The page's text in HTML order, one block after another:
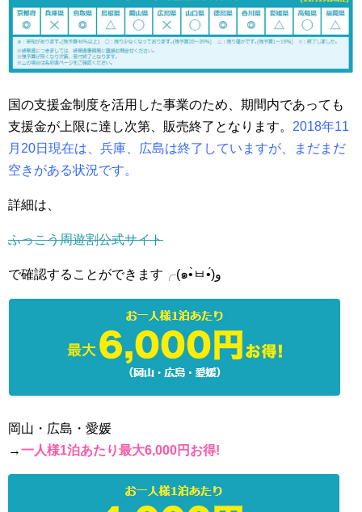
国の支援金制度を活用した事業のため、期間内であっても
支援金が上限に達し次第、販売終了となります。 2018年11
月20日現在は、兵庫、広島は終了していますが、まだまだ
空きがある状況です。
詳細は、
ふっこう周遊割公式サイト
で確認することができます╭(๑•̀ㅂ•́)و
岡山・広島・愛媛
→一人様1泊あたり最大6,000円お得!